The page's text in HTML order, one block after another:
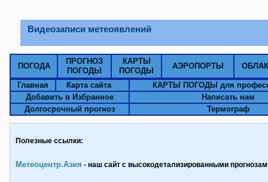
Видеозаписи метеоявлений
ПОГОДА
ПРОГНОЗ
ПОГОДЫ
КАРТЫ
ПОГОДЫ
АЭРОПОРТЫ
Главная Карта сайта
КАРТЫ ПОГОДЫ для
Добавить в Избранное
Написать нам
Долгосрочный прогноз
Термограф
Полезные ссылки:
Метеоцентр.Азия - наш сайт с высокодетализированными